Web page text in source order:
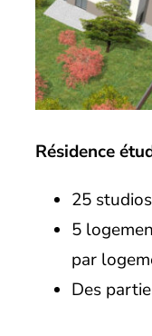
Résidence
25
5
par
Des